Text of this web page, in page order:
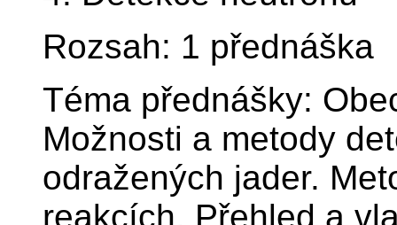
Rozsah: 1 přednáška
Téma přednášky:
Možnosti a metody
odražených jader.
reakcích. Přehled a